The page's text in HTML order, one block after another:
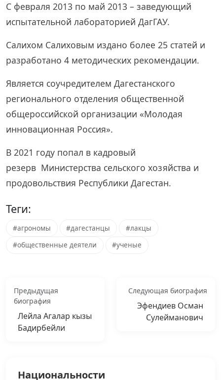
С февраля 2013 по май 2013 – заведующий
испытательной лабораторией ДагГАУ.
Салихом Салиховым издано более 25 статей и
разработано 4 методических рекомендации.
Является соучредителем Дагестанского
регионального отделения общественной
общероссийской организации «Молодая
инновационная Россия».
В 2021 году попал в кадровый
резерв Министерства сельского хозяйства и
продовольствия Республики Дагестан.
Теги:
#агрономы #дагестанцы
#лакцы
#общественные деятели
#ученые
Предыдущая
биография
Лейла Агалар кызы
Бадирбейли
Следующая биография
Эфендиев Осман
Сулейманович
Национальности